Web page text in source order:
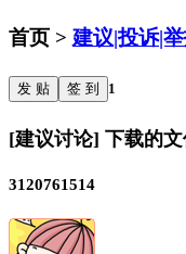
首页 > 建议|投诉|
发 贴 签 到 1
[建议讨论] 下载的
3120761514